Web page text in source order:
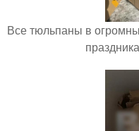
Все тюльпаны в